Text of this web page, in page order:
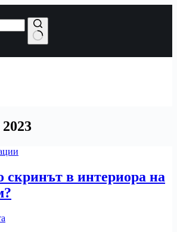
в интериора на